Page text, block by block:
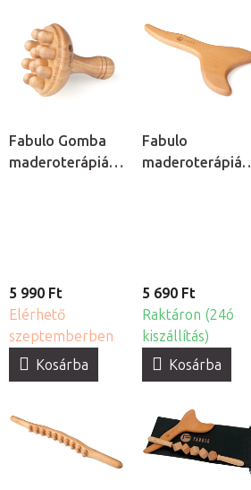
Fabulo Gomba
maderoterápiás
5 990 Ft
Elérhető
szeptemberben
Kosárba
Fabulo
maderoterápiás
5 690 Ft
Raktáron (24ó
kiszállítás)
Kosárba